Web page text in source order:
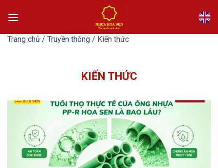
qua
dungTrang chủ / Truyền thông / Kiến thức
KIẾN THỨC